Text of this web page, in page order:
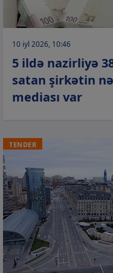
10 iyl 2026, 10:46
5 ildə nazirliyə
satan şirkətin
mediası var
TENDER